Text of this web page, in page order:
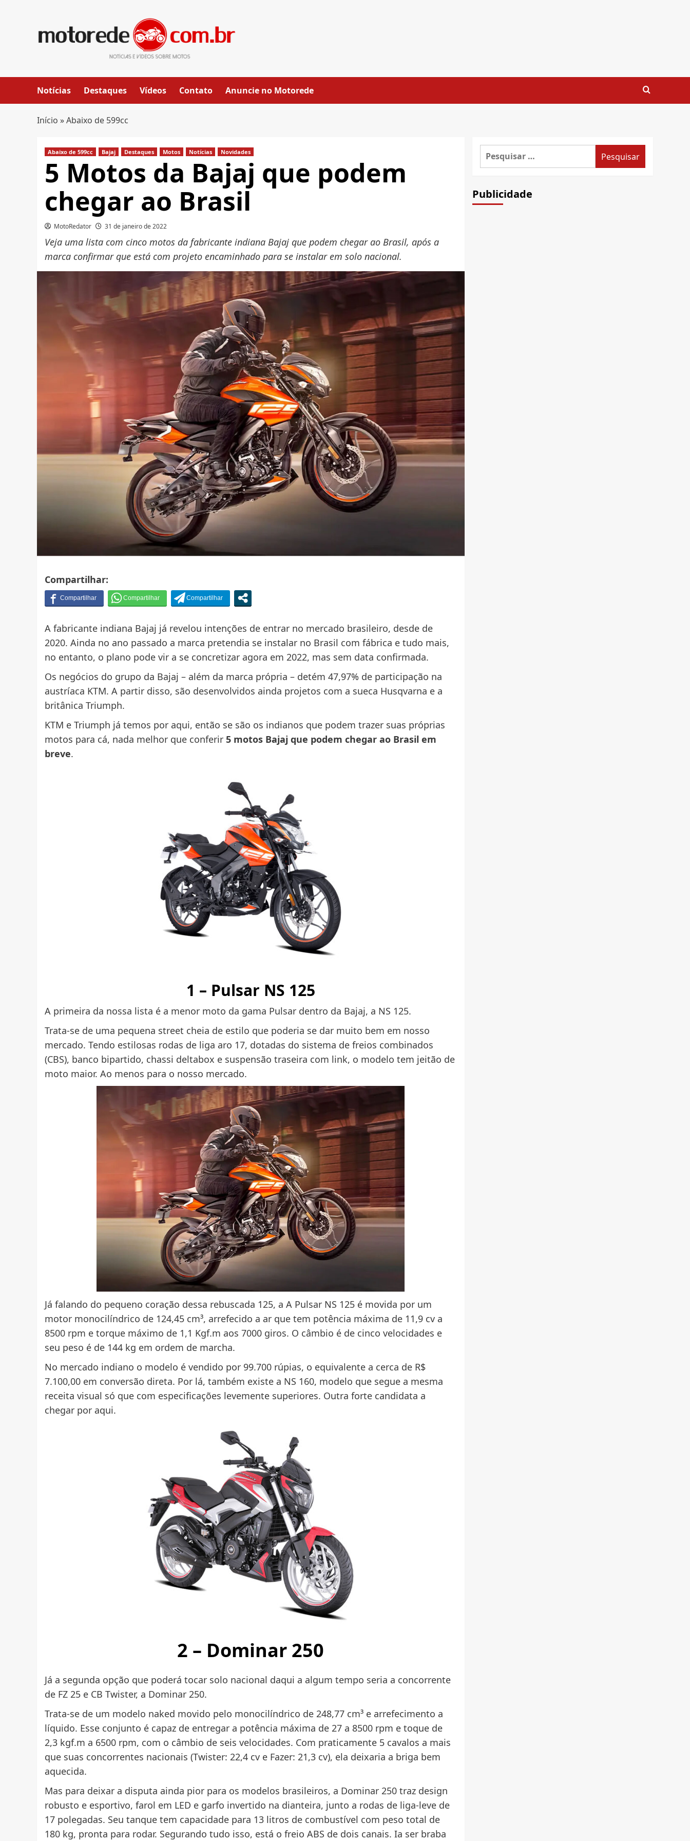
Notícias Destaques Vídeos Contato Anuncie no Motorede
Início »Abaixo de 599cc
Abaixo de 599cc Bajaj Destaques Motos Notícias Novidades
5 Motos da Bajaj que podem
chegar ao Brasil
MotoRedator 31 de janeiro de 2022
Veja uma lista com cinco motos da fabricante indiana Bajaj que podem chegar ao Brasil, após a
marca confirmar que está com projeto encaminhado para se instalar em solo nacional.
Compartilhar:
A fabricante indiana Bajaj já revelou intenções de entrar no mercado brasileiro, desde de
2020. Ainda no ano passado a marca pretendia se instalar no Brasil com fábrica e tudo mais,
no entanto, o plano pode vir a se concretizar agora em 2022, mas sem data confirmada.
Os negócios do grupo da Bajaj – além da marca própria – detém 47,97% de participação na
austríaca KTM. A partir disso, são desenvolvidos ainda projetos com a sueca Husqvarna e a
britânica Triumph.
KTM e Triumph já temos por aqui, então se são os indianos que podem trazer suas próprias
motos para cá, nada melhor que conferir 5 motos Bajaj que podem chegar ao Brasil em
breve.
1 – Pulsar NS 125
A primeira da nossa lista é a menor moto da gama Pulsar dentro da Bajaj, a NS 125.
Trata-se de uma pequena street cheia de estilo que poderia se dar muito bem em nosso
mercado. Tendo estilosas rodas de liga aro 17, dotadas do sistema de freios combinados
(CBS), banco bipartido, chassi deltabox e suspensão traseira com link, o modelo tem jeitão de
moto maior. Ao menos para o nosso mercado.
Já falando do pequeno coração dessa rebuscada 125, a A Pulsar NS 125 é movida por um
motor monocilíndrico de 124,45 cm³, arrefecido a ar que tem potência máxima de 11,9 cv a
8500 rpm e torque máximo de 1,1 Kgf.m aos 7000 giros. O câmbio é de cinco velocidades e
seu peso é de 144 kg em ordem de marcha.
No mercado indiano o modelo é vendido por 99.700 rúpias, o equivalente a cerca de R$
7.100,00 em conversão direta. Por lá, também existe a NS 160, modelo que segue a mesma
receita visual só que com especificações levemente superiores. Outra forte candidata a
chegar por aqui.
2 – Dominar 250
Já a segunda opção que poderá tocar solo nacional daqui a algum tempo seria a concorrente
de FZ 25 e CB Twister, a Dominar 250.
Trata-se de um modelo naked movido pelo monocilíndrico de 248,77 cm³ e arrefecimento a
líquido. Esse conjunto é capaz de entregar a potência máxima de 27 a 8500 rpm e toque de
2,3 kgf.m a 6500 rpm, com o câmbio de seis velocidades. Com praticamente 5 cavalos a mais
que suas concorrentes nacionais (Twister: 22,4 cv e Fazer: 21,3 cv), ela deixaria a briga bem
aquecida.
Mas para deixar a disputa ainda pior para os modelos brasileiros, a Dominar 250 traz design
robusto e esportivo, farol em LED e garfo invertido na dianteira, junto a rodas de liga-leve de
17 polegadas. Seu tanque tem capacidade para 13 litros de combustível com peso total de
180 kg, pronta para rodar. Segurando tudo isso, está o freio ABS de dois canais. Ia ser braba
Pesquisar
Publicidade